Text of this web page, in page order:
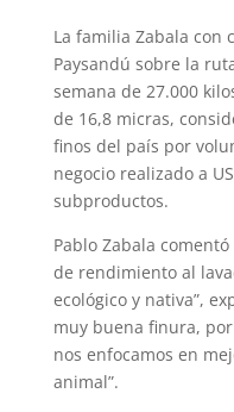
La familia Zabala con
Paysandú sobre la
semana de 27.000
de 16,8 micras,
finos del país por
negocio realizado a
subproductos.
Pablo Zabala
de rendimiento al
ecológico y nativa”,
muy buena finura,
nos enfocamos en
animal”.